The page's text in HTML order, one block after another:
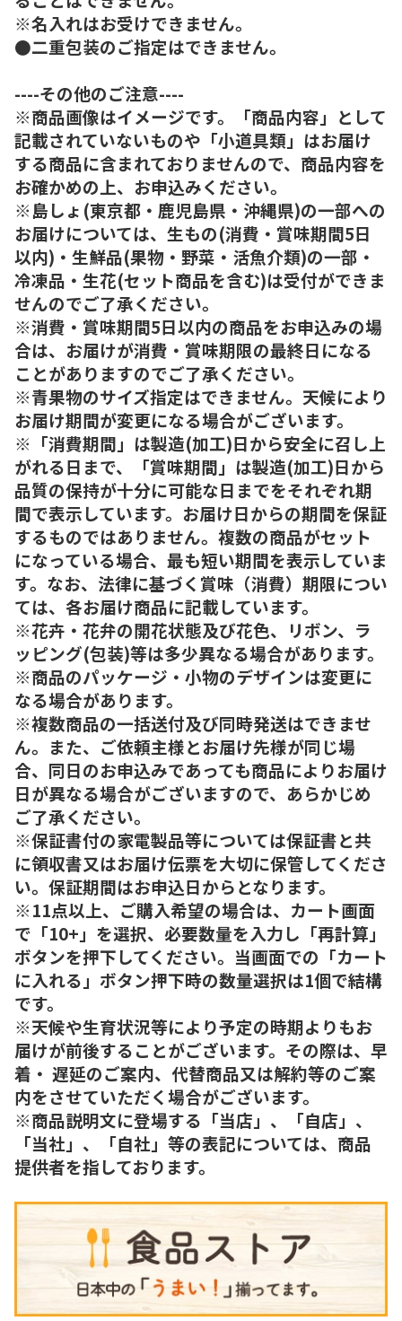
※名入れはお受けできません。
●二重包装のご指定はできません。
----その他のご注意----
※商品画像はイメージです。「商品内容」として
記載されていないものや「小道具類」はお届け
する商品に含まれておりませんので、商品内容を
お確かめの上、お申込みください。
※島しょ(東京都・鹿児島県・沖縄県)の一部への
お届けについては、生もの(消費・賞味期間5日
以内)・生鮮品(果物・野菜・活魚介類)の一部・
冷凍品・生花(セット商品を含む)は受付ができま
せんのでご了承ください。
※消費・賞味期間5日以内の商品をお申込みの場
合は、お届けが消費・賞味期限の最終日になる
ことがありますのでご了承ください。
※青果物のサイズ指定はできません。天候により
お届け期間が変更になる場合がございます。
※「消費期間」は製造(加工)日から安全に召し上
がれる日まで、「賞味期間」は製造(加工)日から
品質の保持が十分に可能な日までをそれぞれ期
間で表示しています。お届け日からの期間を保証
するものではありません。複数の商品がセット
になっている場合、最も短い期間を表示していま
す。なお、法律に基づく賞味（消費）期限につい
ては、各お届け商品に記載しています。
※花卉・花弁の開花状態及び花色、リボン、ラ
ッピング(包装)等は多少異なる場合があります。
※商品のパッケージ・小物のデザインは変更に
なる場合があります。
※複数商品の一括送付及び同時発送はできませ
ん。また、ご依頼主様とお届け先様が同じ場
合、同日のお申込みであっても商品によりお届け
日が異なる場合がございますので、あらかじめ
ご了承ください。
※保証書付の家電製品等については保証書と共
に領収書又はお届け伝票を大切に保管してくださ
い。保証期間はお申込日からとなります。
※11点以上、ご購入希望の場合は、カート画面
で「10+」を選択、必要数量を入力し「再計算」
ボタンを押下してください。当画面での「カート
に入れる」ボタン押下時の数量選択は1個で結構
です。
※天候や生育状況等により予定の時期よりもお
届けが前後することがございます。その際は、早
着・ 遅延のご案内、代替商品又は解約等のご案
内をさせていただく場合がございます。
※商品説明文に登場する「当店」、「自店」、
「当社」、「自社」等の表記については、商品
提供者を指しております。